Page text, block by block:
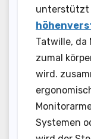
unterstützt
Tatwille, da
zumal
wird.
Systemen